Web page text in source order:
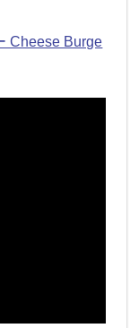
Cheese Burge